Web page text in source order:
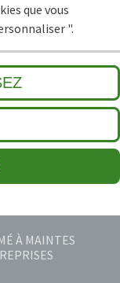
que vous
".
ET LA
À MAINTES
REPRISES